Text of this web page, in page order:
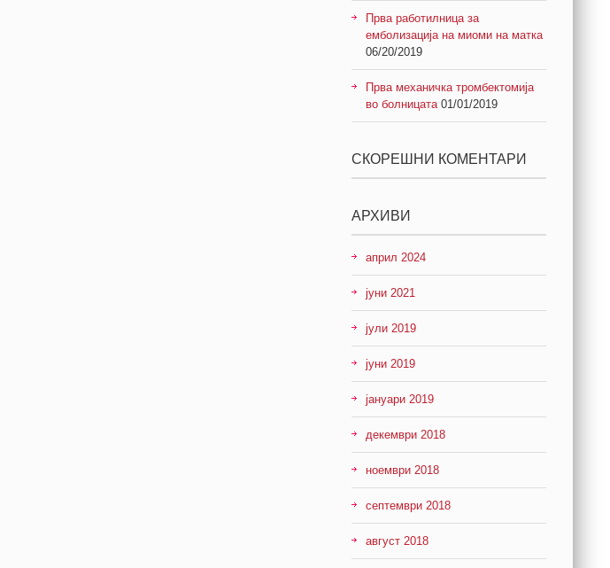
Прва работилница за
емболизација на миоми на матка
06/20/2019
Прва механичка тромбектомија
во болницата 01/01/2019
СКОРЕШНИ КОМЕНТАРИ
АРХИВИ
април 2024
јуни 2021
јули 2019
јуни 2019
јануари 2019
декември 2018
ноември 2018
септември 2018
август 2018